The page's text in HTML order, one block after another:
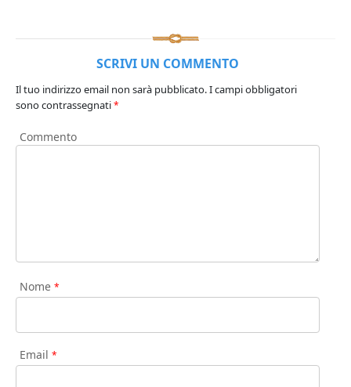
SCRIVI UN COMMENTO
Il tuo indirizzo email non sarà pubblicato.I campi obbligatori
sono contrassegnati*
Commento
Nome *
Email *